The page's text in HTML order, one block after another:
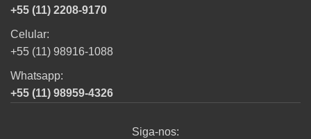
+55 (11) 2208-9170
Celular:
+55 (11) 98916-1088
Whatsapp:
+55 (11) 98959-4326
Siga-nos: